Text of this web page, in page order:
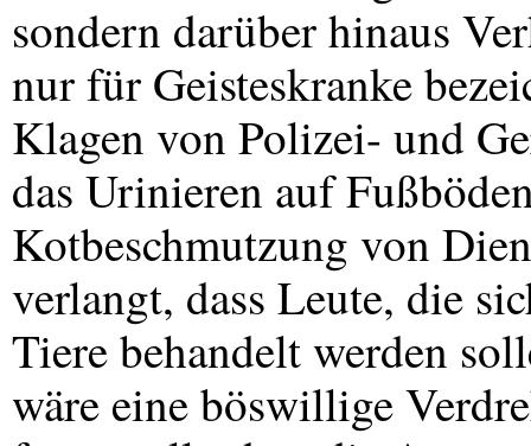
sondern darüber hinaus
nur für Geisteskranke
Klagen von Polizei- und
das Urinieren auf
Kotbeschmutzung von
verlangt, dass Leute, die
Tiere behandelt werden
wäre eine böswillige